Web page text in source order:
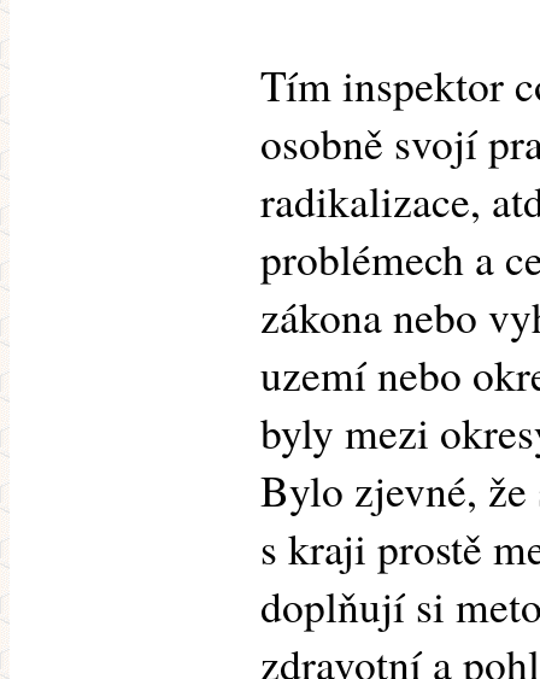
Tím inspektor
osobně svojí
radikalizace,
problémech a
zákona nebo
uzemí nebo
byly mezi
Bylo zjevné,
s kraji prostě
doplňují si
zdravotní a